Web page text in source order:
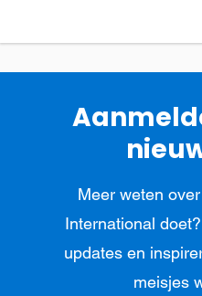
Meer weten
International
updates en
meisjes